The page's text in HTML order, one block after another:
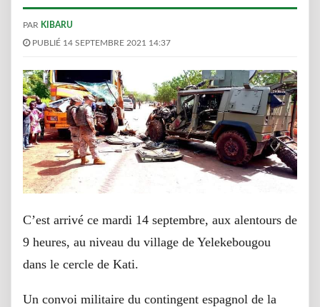
PAR KIBARU
PUBLIÉ 14 SEPTEMBRE 2021 14:37
C’est arrivé ce mardi 14 septembre, aux alentours de
9 heures, au niveau du village de Yelekebougou
dans le cercle de Kati.
Un convoi militaire du contingent espagnol de la